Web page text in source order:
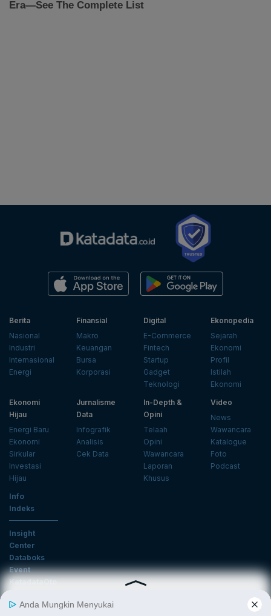
Berita
Nasional
Industri
Internasional
Energi
Finansial
Makro
Keuangan
Bursa
Korporasi
Digital
E-Commerce
Fintech
Startup
Gadget
Teknologi
Ekonopedia
Sejarah
Ekonomi
Profil
Istilah
Ekonomi
Ekonomi
Hijau
Energi Baru
Ekonomi
Sirkular
Investasi
Hijau
Jurnalisme
Data
Infografik
Analisis
Cek Data
In-Depth &
Opini
Telaah
Opini
Wawancara
Laporan
Khusus
Video
News
Wawancara
Katalogue
Foto
Podcast
Info
Indeks
Insight
Center
Databoks
Event
KatadataOto